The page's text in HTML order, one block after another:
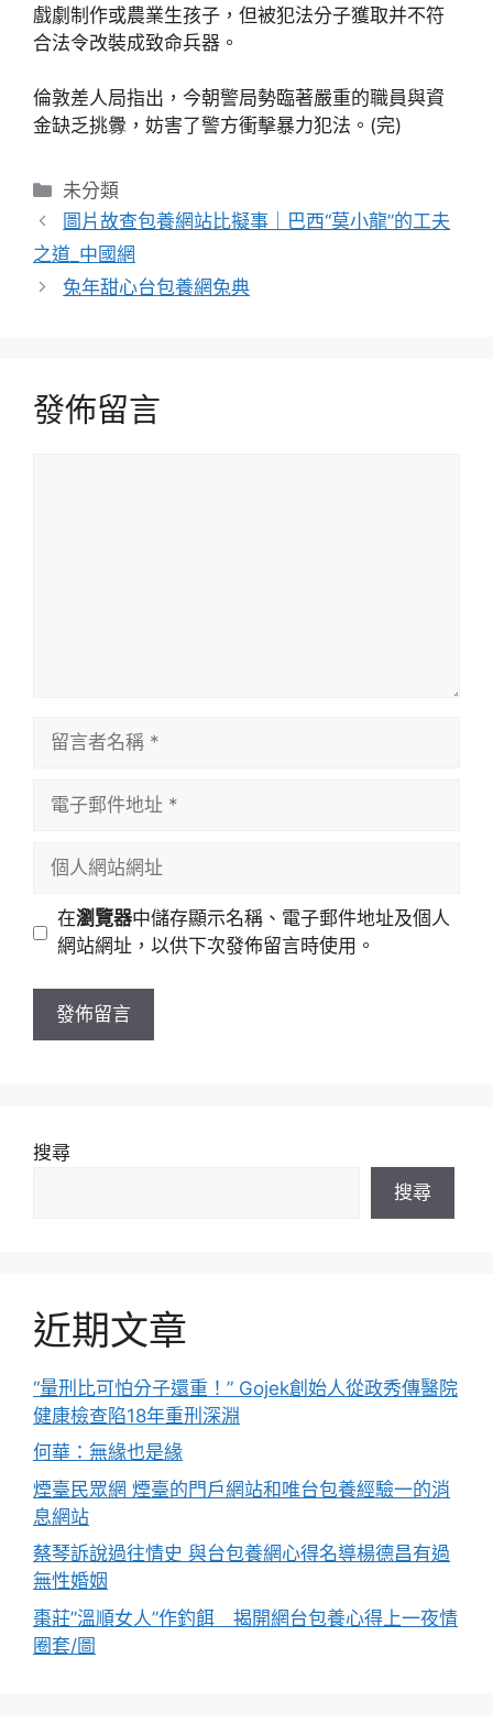
戲劇制作或農業生孩子，但被犯法分子獲取并不符
合法令改裝成致命兵器。
倫敦差人局指出，今朝警局勢臨著嚴重的職員與資
金缺乏挑釁，妨害了警方衝擊暴力犯法。(完)
分
類
未分類
圖片故查包養網站比擬事｜巴西“莫小龍”的工夫
之道_中國網
兔年甜心台包養網兔典
發佈留言
址
站
址
在瀏覽器中儲存顯示名稱、電子郵件地址及個人
網站網址，以供下次發佈留言時使用。
搜尋
搜尋
近期文章
“量刑比可怕分子還重！” Gojek創始人從政秀傳醫院
健康檢查陷18年重刑深淵
何華：無緣也是緣
煙臺民眾網 煙臺的門戶網站和唯台包養經驗一的消
息網站
蔡琴訴說過往情史 與台包養網心得名導楊德昌有過
無性婚姻
棗莊”溫順女人”作釣餌 揭開網台包養心得上一夜情
圈套/圖